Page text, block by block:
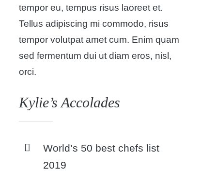
tempor eu, tempus risus laoreet et.
Tellus adipiscing mi commodo, risus
tempor volutpat amet cum. Enim quam
sed fermentum dui ut diam eros, nisl,
orci.
Kylie’s Accolades
World’s 50 best chefs list
2019